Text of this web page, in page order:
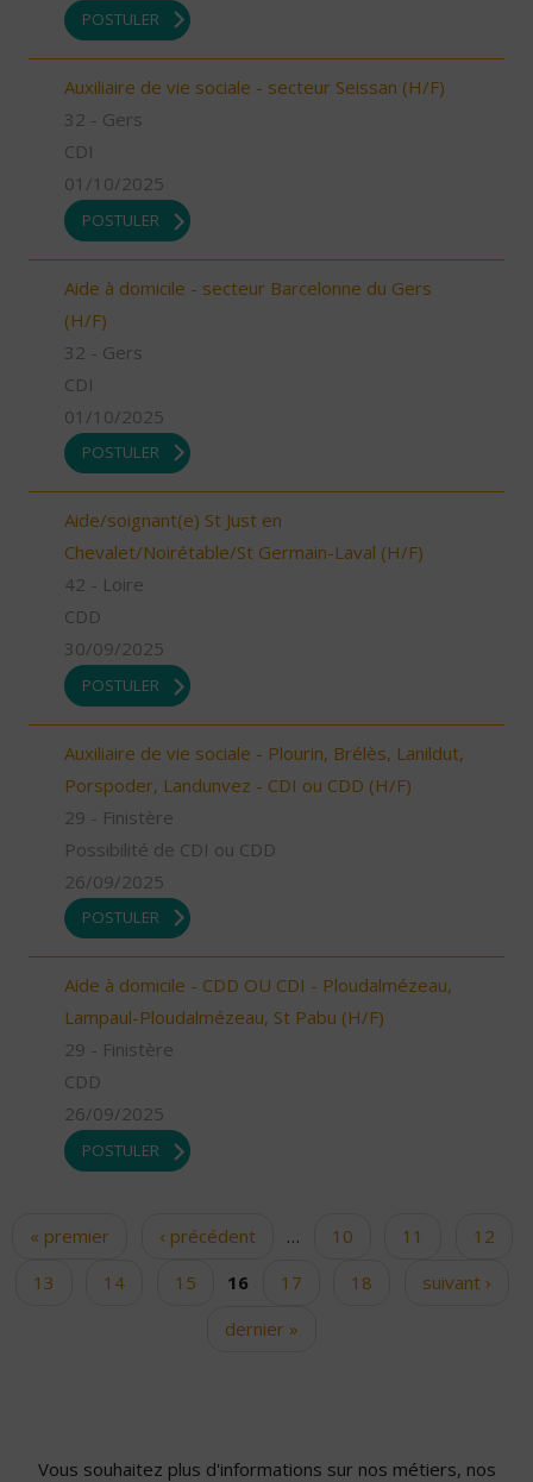
POSTULER
Auxiliaire de vie sociale - secteur Seissan (H/F)
32 - Gers
CDI
01/10/2025
POSTULER
Aide à domicile - secteur Barcelonne du Gers
(H/F)
32 - Gers
CDI
01/10/2025
POSTULER
Aide/soignant(e) St Just en
Chevalet/Noirétable/St Germain-Laval (H/F)
42 - Loire
CDD
30/09/2025
POSTULER
Auxiliaire de vie sociale - Plourin, Brélès, Lanildut,
Porspoder, Landunvez - CDI ou CDD (H/F)
29 - Finistère
Possibilité de CDI ou CDD
26/09/2025
POSTULER
Aide à domicile - CDD OU CDI - Ploudalmézeau,
Lampaul-Ploudalmézeau, St Pabu (H/F)
29 - Finistère
CDD
26/09/2025
POSTULER
Pages
« premier ‹ précédent … 10 11
12
13
14 15 16 17 18
suivant ›
dernier »
Vous souhaitez plus d'informations sur nos métiers, nos